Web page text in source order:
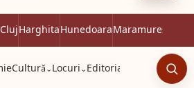
ClujHarghitaHunedoaraMaramureș
Cultură ⌄ Locuri ⌄ Editorial